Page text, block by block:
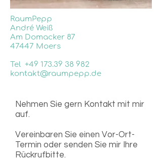
RaumPepp
André Weiß
Am Domacker 87
47447 Moers
Tel +49 173.39 38 982
kontakt@raumpepp.de
Nehmen Sie gern Kontakt mit mir
auf.
Vereinbaren Sie einen Vor-Ort-
Termin oder senden Sie mir Ihre
Rückrufbitte.